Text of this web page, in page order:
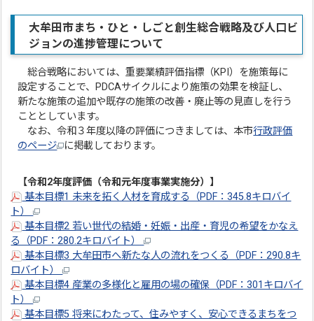
大牟田市まち・ひと・しごと創生総合戦略及び人口ビ
ジョンの進捗管理について
総合戦略においては、重要業績評価指標（KPI）を施策毎に
設定することで、PDCAサイクルにより施策の効果を検証し、
新たな施策の追加や既存の施策の改善・廃止等の見直しを行う
こととしています。
なお、令和３年度以降の評価につきましては、本市行政評価
のページ
に掲載しております。
【令和2年度評価（令和元年度事業実施分）】
基本目標1 未来を拓く人材を育成する（PDF：345.8キロバイ
ト）
基本目標2 若い世代の結婚・妊娠・出産・育児の希望をかなえ
る（PDF：280.2キロバイト）
基本目標3 大牟田市へ新たな人の流れをつくる（PDF：290.8キ
ロバイト）
基本目標4 産業の多様化と雇用の場の確保（PDF：301キロバイ
ト）
基本目標5 将来にわたって、住みやすく、安心できるまちをつ